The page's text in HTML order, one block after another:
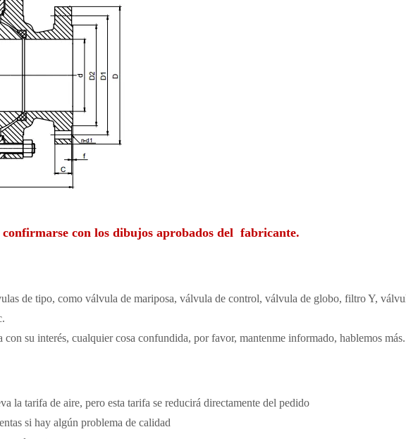
con los dibujos aprobados del fabricante.
de tipo, como válvula de mariposa, válvula de control, válvula de globo, filtro Y,
su interés, cualquier cosa confundida, por favor, mantenme informado, hablemos más.
la tarifa de aire, pero esta tarifa se reducirá directamente del pedido
si hay algún problema de calidad